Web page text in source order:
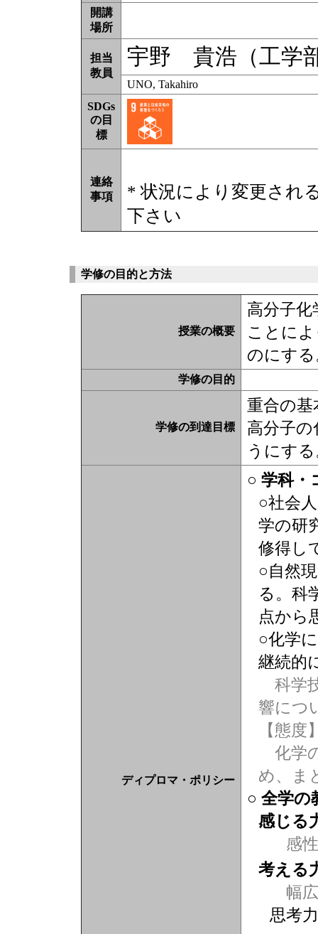
開講
場所
担当
教員
宇野 貴浩（工学
UNO, Takahiro
SDGs
の目
標
連絡
事項
* 状況により変更され
下さい
学修の目的と方法
授業の概要
高分子
ことに
のにす
学修の目的
学修の到達目標
重合の基
高分子
うにす
ディプロマ・ポリシー
○ 学科・
○社会
学の研
修得し
○自然
る。科
点から
○化学
継続的
科学
響につ
【態度
化学
め、ま
○ 全学の
感じる
感性
考える
幅
思考力